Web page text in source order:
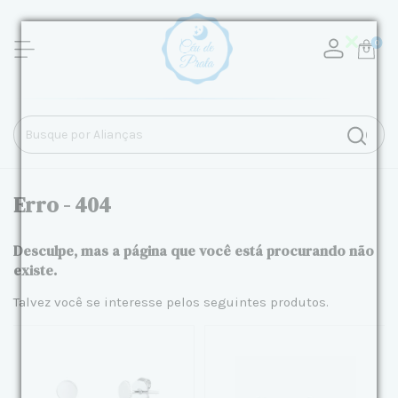
0
Erro - 404
Desculpe, mas a página que você está procurando não
existe.
Talvez você se interesse pelos seguintes produtos.